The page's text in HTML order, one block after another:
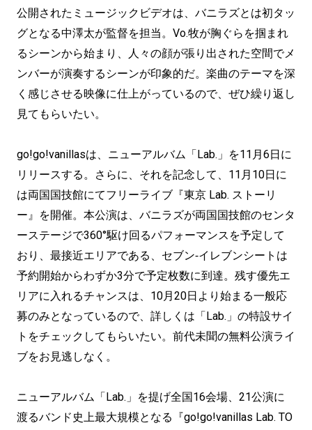
公開されたミュージックビデオは、バニラズとは初タッ
グとなる中澤太が監督を担当。Vo.牧が胸ぐらを掴まれ
るシーンから始まり、人々の顔が張り出された空間でメ
ンバーが演奏するシーンが印象的だ。楽曲のテーマを深
く感じさせる映像に仕上がっているので、ぜひ繰り返し
見てもらいたい。
go!go!vanillasは、ニューアルバム「Lab.」を11月6日に
リリースする。さらに、それを記念して、11月10日に
は両国国技館にてフリーライブ『東京 Lab. ストーリ
ー』を開催。本公演は、バニラズが両国国技館のセンタ
ーステージで360°駆け回るパフォーマンスを予定して
おり、最接近エリアである、セブン‐イレブンシートは
予約開始からわずか3分で予定枚数に到達。残す優先エ
リアに入れるチャンスは、10月20日より始まる一般応
募のみとなっているので、詳しくは「Lab.」の特設サイ
トをチェックしてもらいたい。前代未聞の無料公演ライ
ブをお見逃しなく。
ニューアルバム「Lab.」を提げ全国16会場、21公演に
渡るバンド史上最大規模となる『go!go!vanillas Lab. TO